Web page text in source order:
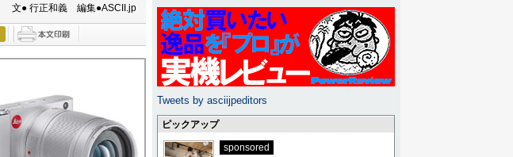
文● 行正和義 編集●ASCII.jp
Tweets by asciijpeditors
ピックアップ
sponsored